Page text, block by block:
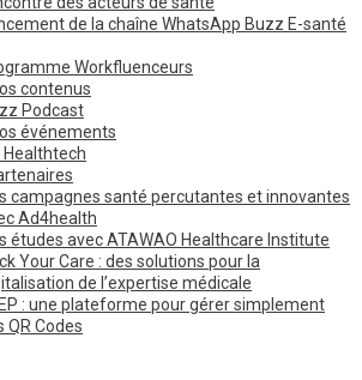
de la chaîne WhatsApp Buzz E-santé
Workfluenceurs
contenus
Podcast
événements
Healthtech
campagnes santé percutantes et innovantes
Ad4health
études avec ATAWAO Healthcare Institute
Your Care : des solutions pour la
de l’expertise médicale
: une plateforme pour gérer simplement
QR Codes